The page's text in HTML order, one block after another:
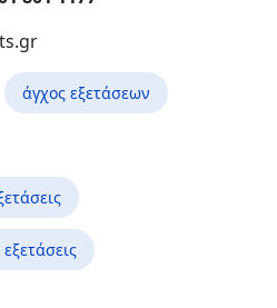
άγχος εξετάσεων